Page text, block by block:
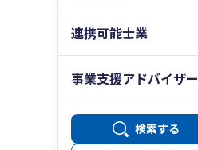
連携可能士業
事業支援アドバイザー
検索する